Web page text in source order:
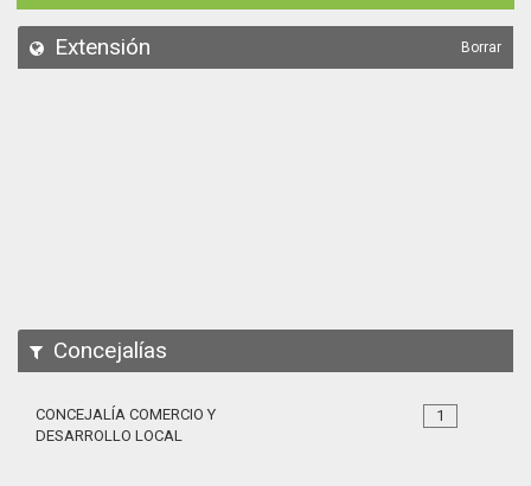
API
Extensión Borrar
Concejalías
1
CONCEJALÍA COMERCIO Y
DESARROLLO LOCAL